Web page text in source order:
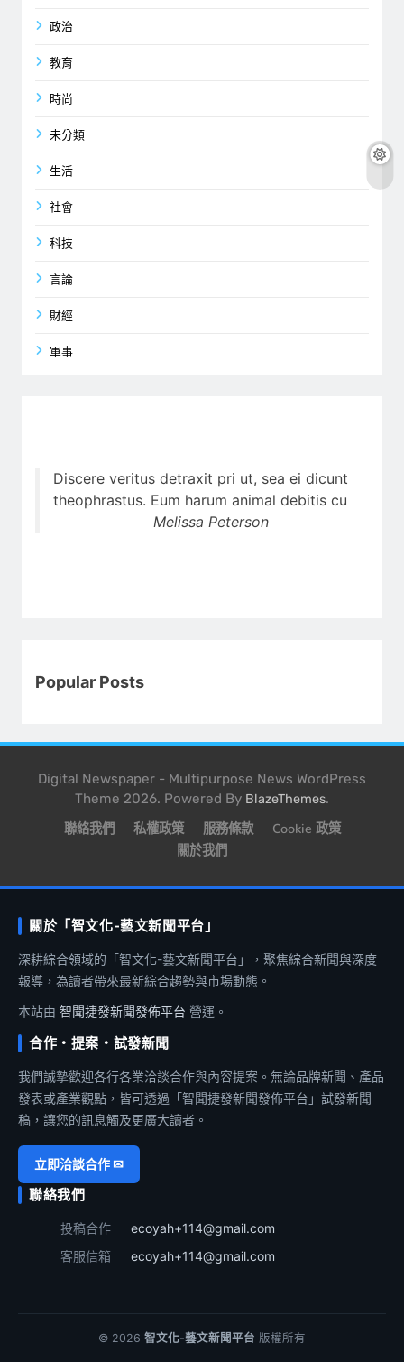
政治
教育
時尚
未分類
生活
社會
科技
言論
財經
軍事
Discere veritus detraxit pri ut, sea ei dicunt
theophrastus. Eum harum animal debitis cu
Melissa Peterson
Popular Posts
Digital Newspaper - Multipurpose News WordPress
Theme 2026. Powered By BlazeThemes.
聯絡我們 私權政策 服務條款
Cookie 政策
關於我們
關於「智文化-藝文新聞平台」
深耕綜合領域的「智文化-藝文新聞平台」，聚焦綜合新聞與深度
報導，為讀者帶來最新綜合趨勢與市場動態。
本站由 智聞捷發新聞發佈平台 營運。
合作・提案・試發新聞
我們誠摯歡迎各行各業洽談合作與內容提案。無論品牌新聞、產品
發表或產業觀點，皆可透過「智聞捷發新聞發佈平台」試發新聞
稿，讓您的訊息觸及更廣大讀者。
立即洽談合作 ✉
聯絡我們
投稿合作
ecoyah+114@gmail.com
客服信箱
ecoyah+114@gmail.com
© 2026 智文化-藝文新聞平台 版權所有